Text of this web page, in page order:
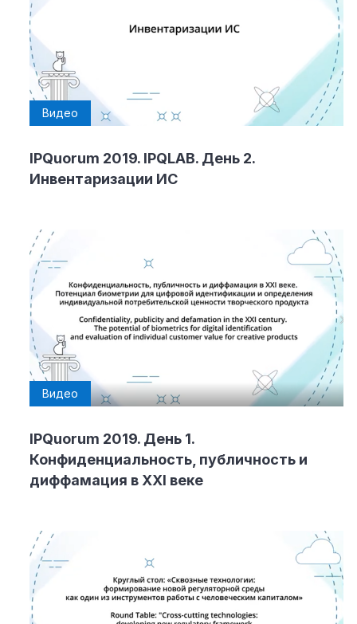
Видео
IPQuorum 2019. IPQLAB. День 2.
Инвентаризации ИC
Видео
IPQuorum 2019. День 1.
Конфиденциальность, публичность и
диффамация в XXI веке